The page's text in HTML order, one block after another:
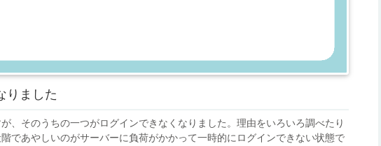
りました
、そのうちの一つがログインできなくなりました。理由をいろいろ調べたり
であやしいのがサーバーに負荷がかかって一時的にログインできない状態で